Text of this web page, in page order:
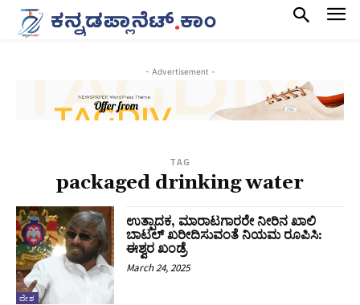
- Advertisement -
TAG
packaged drinking water
ದೇಶ
ಉತ್ಪಾದಕ, ಮಾರಾಟಗಾರರೇ ನೀರಿನ ಖಾಲಿ
ಬಾಟಲ್‌ ಖರೀದಿಸುವಂತೆ ನಿಯಮ ರೂಪಿಸಿ:
ಈಶ್ವರ ಖಂಡ್ರೆ
March 24, 2025